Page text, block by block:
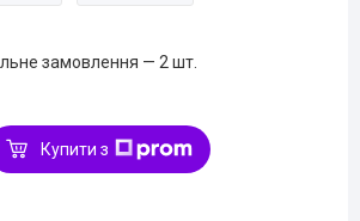
замовлення — 2 шт.
Купити з